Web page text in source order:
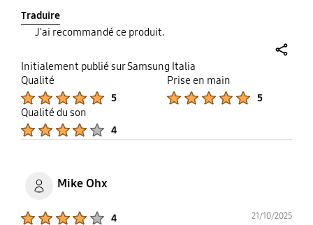
Traduire
J'ai recommandé ce produit.
Initialement publié sur Samsung Italia
Qualité
5
Prise en main
5
Qualité du son
4
Mike Ohx
4 21/10/2025